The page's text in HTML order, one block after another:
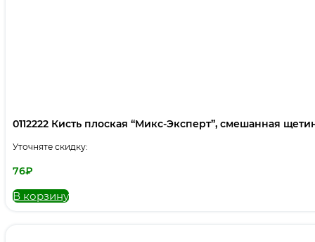
0112222 Кисть плоская “Микс-Эксперт”, смешанная
Уточняте скидку:
76₽
В корзину